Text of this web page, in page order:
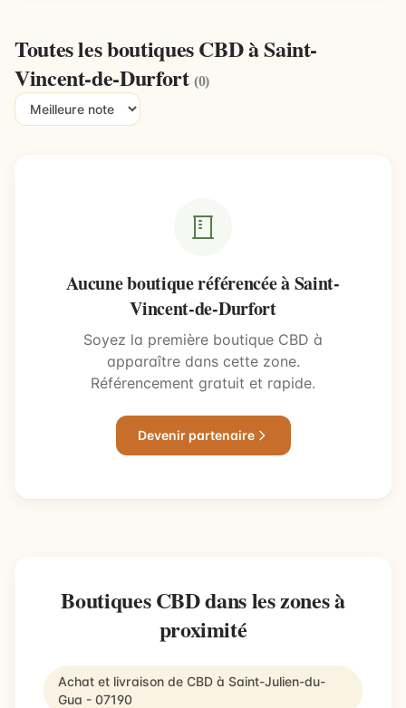
Toutes les boutiques CBD à Saint-
Vincent-de-Durfort(0)
Aucune boutique référencée à Saint-
Vincent-de-Durfort
Soyez la première boutique CBD à
apparaître dans cette zone.
Référencement gratuit et rapide.
Devenir partenaire
Boutiques CBD dans les zones à
proximité
Achat et livraison de CBD à Saint-Julien-du-
Gua - 07190